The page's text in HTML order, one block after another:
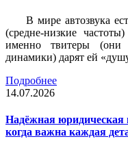
В мире автозвука
(средне-низкие
именно твитеры (они
динамики) дарят ей
Подробнее
14.07.2026
Надёжная юридическая
когда важна каждая